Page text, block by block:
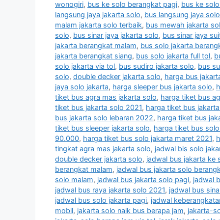
wonogiri, bus ke solo berangkat pagi, bus ke
langsung jaya jakarta solo, bus langsung jaya
malam jakarta solo terbaik, bus mewah jakarta
solo, bus sinar jaya jakarta solo, bus sinar jaya
jakarta berangkat malam, bus solo jakarta
jakarta berangkat siang, bus solo jakarta full tol,
solo jakarta via tol, bus sudiro jakarta solo, bus
solo, double decker jakarta solo, harga bus
jaya solo jakarta, harga sleeper bus jakarta solo,
tiket bus agra mas jakarta solo, harga tiket bus
tiket bus jakarta solo 2021, harga tiket bus
bus jakarta solo lebaran 2022, harga tiket bus
tiket bus sleeper jakarta solo, harga tiket bus
90.000, harga tiket bus solo jakarta maret 2021,
tingkat agra mas jakarta solo, jadwal bis solo
double decker jakarta solo, jadwal bus jakarta ke
berangkat malam, jadwal bus jakarta solo
solo malam, jadwal bus jakarta solo pagi, jadwal
jadwal bus raya jakarta solo 2021, jadwal bus
jadwal bus solo jakarta pagi, jadwal
mobil, jakarta solo naik bus berapa jam, jakarta-